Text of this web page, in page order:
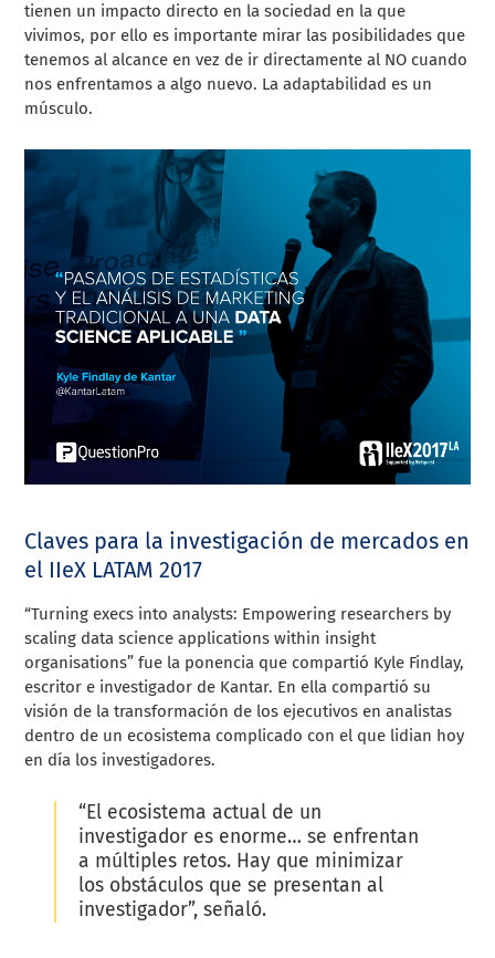
tienen un impacto directo en la sociedad en la que
vivimos, por ello es importante mirar las posibilidades que
tenemos al alcance en vez de ir directamente al NO cuando
nos enfrentamos a algo nuevo. La adaptabilidad es un
músculo.
Claves para la investigación de mercados en
el IIeX LATAM 2017
“Turning execs into analysts: Empowering researchers by
scaling data science applications within insight
organisations” fue la ponencia que compartió Kyle Findlay,
escritor e investigador de Kantar. En ella compartió su
visión de la transformación de los ejecutivos en analistas
dentro de un ecosistema complicado con el que lidian hoy
en día los investigadores.
“El ecosistema actual de un
investigador es enorme… se enfrentan
a múltiples retos. Hay que minimizar
los obstáculos que se presentan al
investigador”, señaló.